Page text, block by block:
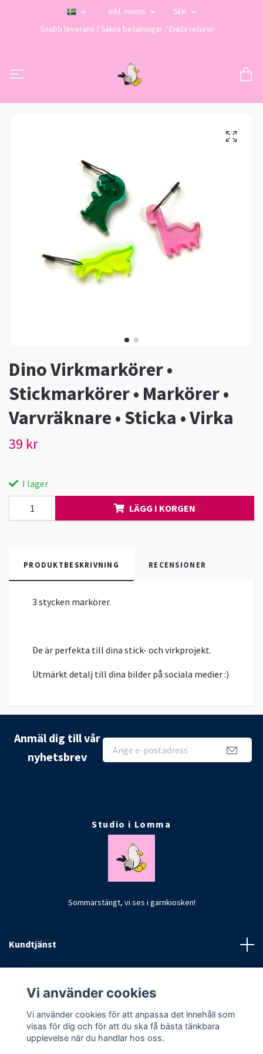
Inkl. moms
SEK
Snabb leverans / Säkra betalningar / Enkla returer
Dino Virkmarkörer •
Stickmarkörer • Markörer •
Varvräknare • Sticka • Virka
39 kr
I lager
LÄGG I KORGEN
PRODUKTBESKRIVNING RECENSIONER
3 stycken markörer.
De är perfekta till dina stick- och virkprojekt.
Utmärkt detalj till dina bilder på sociala medier :)
Anmäl dig till vår
nyhetsbrev
Studio i Lomma
Sommarstängt, vi ses i garnkiosken!
Kundtjänst
Vi använder cookies
Vi använder cookies för att anpassa det innehåll som
visas för dig och för att du ska få bästa tänkbara
upplevelse när du handlar hos oss.